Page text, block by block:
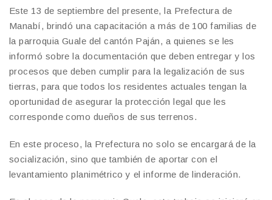
Este 13 de septiembre del presente, la Prefectura de
Manabí, brindó una capacitación a más de 100 familias de
la parroquia Guale del cantón Paján, a quienes se les
informó sobre la documentación que deben entregar y los
procesos que deben cumplir para la legalización de sus
tierras, para que todos los residentes actuales tengan la
oportunidad de asegurar la protección legal que les
corresponde como dueños de sus terrenos.
En este proceso, la Prefectura no solo se encargará de la
socialización, sino que también de aportar con el
levantamiento planimétrico y el informe de linderación.